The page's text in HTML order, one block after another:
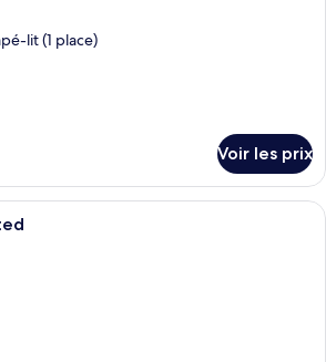
lit (1 place)
Voir les prix
Une chambre d’hôtel avec un